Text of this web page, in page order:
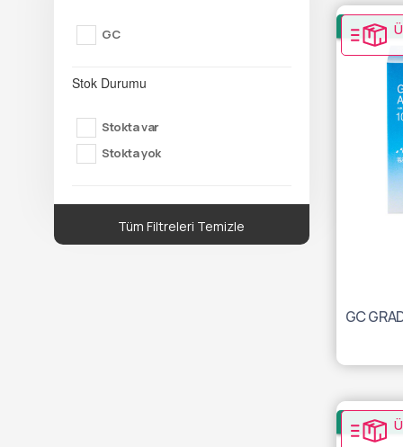
GC
Stok Durumu
Stokta var
Stokta yok
Tüm Filtreleri Temizle